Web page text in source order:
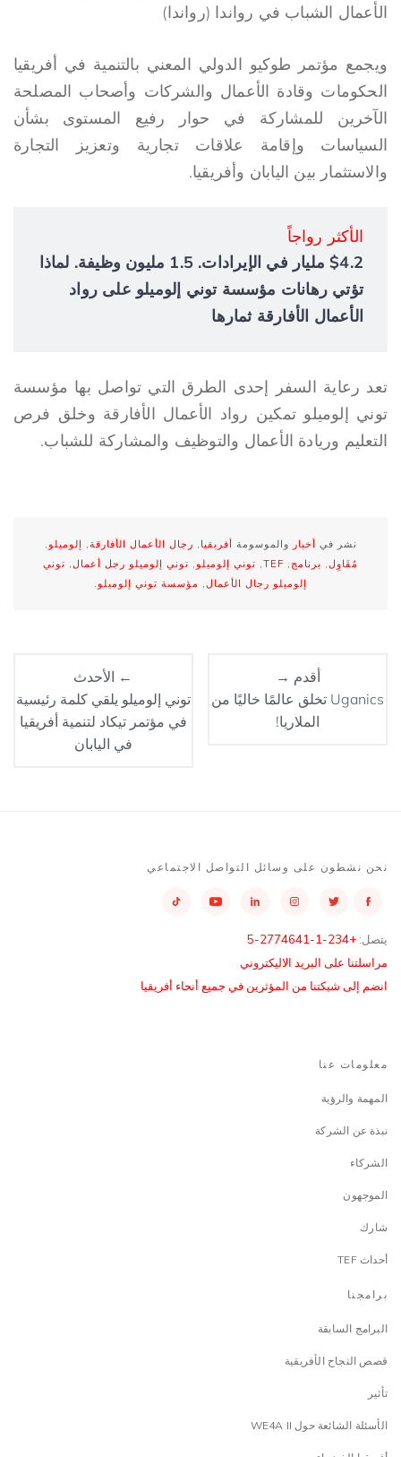
الأعمال الشباب في رواندا (رواندا)
ويجمع مؤتمر طوكيو الدولي المعني بالتنمية في أفريقيا
الحكومات وقادة الأعمال والشركات وأصحاب المصلحة
الآخرين للمشاركة في حوار رفيع المستوى بشأن
السياسات وإقامة علاقات تجارية وتعزيز التجارة
والاستثمار بين اليابان وأفريقيا.
الأكثر رواجاً
$4.2 مليار في الإيرادات. 1.5 مليون وظيفة. لماذا
تؤتي رهانات مؤسسة توني إلوميلو على رواد
الأعمال الأفارقة ثمارها
تعد رعاية السفر إحدى الطرق التي تواصل بها مؤسسة
توني إلوميلو تمكين رواد الأعمال الأفارقة وخلق فرص
التعليم وريادة الأعمال والتوظيف والمشاركة للشباب.
نشر في أخبار والموسومة أفريقيا رجال الأعمال الأفارقة إلوميلو
مُقَاوِل
برنامج TEF توني إلوميلو توني إلوميلو رجل أعمال
توني
إلوميلو رجال الأعمال
مؤسسة توني إلوميلو
← الأحدث
توني إلوميلو يلقي كلمة رئيسية
في مؤتمر تيكاد لتنمية أفريقيا
في اليابان
أقدم →
Uganics تخلق عالمًا خاليًا من
الملاريا!
نحن نشطون على وسائل التواصل الاجتماعي
يتصل: +234-1-2774641-5
مراسلتنا على البريد الاليكتروني
انضم إلى شبكتنا من المؤثرين في جميع أنحاء أفريقيا
معلومات عنا
المهمة والرؤية
نبذة عن الشركة
الشركاء
الموجهون
شارك
أحداث TEF
برامجنا
البرامج السابقة
قصص النجاح الأفريقية
تأثير
الأسئلة الشائعة حول WE4A II